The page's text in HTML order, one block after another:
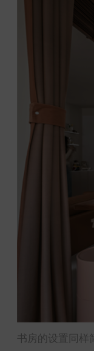
书房的设置同样